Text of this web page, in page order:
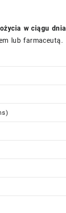
w ciągu dnia
lub farmaceutą.